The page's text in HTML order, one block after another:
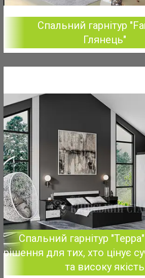
Спальний гарнітур
Глянець"
Спальний гарнітур
рішення для тих, хто цінує
та високу якість